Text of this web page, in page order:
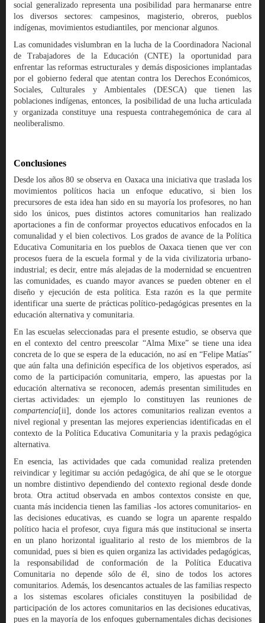
social generalizado representa una posibilidad para hermanarse entre
los diversos sectores: campesinos, magisterio, obreros, pueblos
indígenas, movimientos estudiantiles, por mencionar algunos.
Las comunidades vislumbran en la lucha de la Coordinadora Nacional
de Trabajadores de la Educación (CNTE) la oportunidad para
enfrentar las reformas estructurales y demás disposiciones implantadas
por el gobierno federal que atentan contra los Derechos Económicos,
Sociales, Culturales y Ambientales (DESCA) que tienen las
poblaciones indígenas, entonces, la posibilidad de una lucha articulada
y organizada constituye una respuesta contrahegemónica de cara al
neoliberalismo.
Conclusiones
Desde los años 80 se observa en Oaxaca una iniciativa que traslada los
movimientos políticos hacia un enfoque educativo, si bien los
precursores de esta idea han sido en su mayoría los profesores, no han
sido los únicos, pues distintos actores comunitarios han realizado
aportaciones a fin de conformar proyectos educativos enfocados en la
comunalidad y el bien colectivos. Los grados de avance de la Política
Educativa Comunitaria en los pueblos de Oaxaca tienen que ver con
procesos fuera de la escuela formal y de la vida civilizatoria urbano-
industrial; es decir, entre más alejadas de la modernidad se encuentren
las comunidades, es cuando mayor avances se pueden obtener en el
diseño y ejecución de esta política. Esta razón es la que permite
identificar una suerte de prácticas político-pedagógicas presentes en la
educación alternativa y comunitaria.
En las escuelas seleccionadas para el presente estudio, se observa que
en el contexto del centro preescolar “Alma Mixe” se tiene una idea
concreta de lo que se espera de la educación, no así en “Felipe Matías”
que aún falta una definición específica de los objetivos esperados, así
como de la participación comunitaria, empero, las apuestas por la
educación alternativa se reconocen, además presentan similitudes en
ciertas actividades: un ejemplo lo constituyen las reuniones de
compartencia[ii], donde los actores comunitarios realizan eventos a
nivel regional y presentan las mejores experiencias identificadas en el
contexto de la Política Educativa Comunitaria y la praxis pedagógica
alternativa.
En esencia, las actividades que cada comunidad realiza pretenden
reivindicar y legitimar su acción pedagógica, de ahí que se le otorgue
un nombre distintivo dependiendo del contexto regional desde donde
brota. Otra actitud observada en ambos contextos consiste en que,
cuanta más incidencia tienen las familias -los actores comunitarios- en
las decisiones educativas, es cuando se logra un aparente respaldo
político hacia el profesor, cuya figura más que institucional se inserta
en un plano horizontal igualitario al resto de los miembros de la
comunidad, pues si bien es quien organiza las actividades pedagógicas,
la responsabilidad de conformación de la Política Educativa
Comunitaria no depende sólo de él, sino de todos los actores
comunitarios. Además, los desencantos actuales de las familias respecto
a los sistemas escolares oficiales constituyen la posibilidad de
participación de los actores comunitarios en las decisiones educativas,
pues en la mayoría de los enfoques gubernamentales dichas decisiones